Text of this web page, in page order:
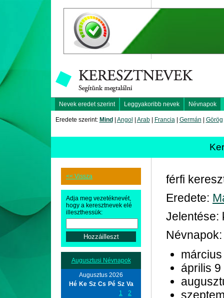
Nevek eredet szerint Leggyakoribb nevek Névnapok
Eredete szerint: Mind Angol Arab| Francia| Germán Görög
<< Vissza
Adja meg vezetéknevét,
hogy a keresztnevek elé
illeszthessük:
Augusztusi Névnapok
Augusztus 2026
Hé Ke Sz Cs Pé Sz Va
1
2
férfi
Eredete:
Jelentése:
Névnapok:
április 9